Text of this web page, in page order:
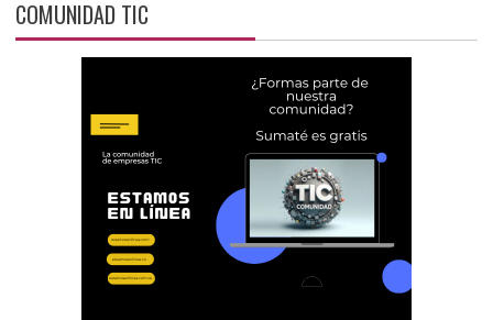
COMUNIDAD TIC